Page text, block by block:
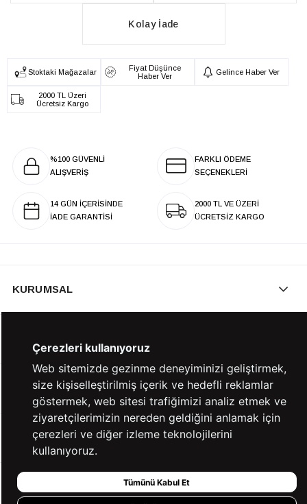
Kolay İade
Stoktaki Mağazalar
Fiyat Düşünce
Haber Ver
Gelince Haber Ver
2000 TL Üzeri
Ücretsiz Kargo
%100 GÜVENLİ
ALIŞVERİŞ
FARKLI ÖDEME
SEÇENEKLERİ
14 GÜN İÇERİSİNDE
İADE GARANTİSİ
2000 TL VE ÜZERİ
ÜCRETSİZ KARGO
KURUMSAL
YARDIM
BİZE ULAŞIN
HIZLI ERİŞİM
Çerezleri kullanıyoruz
Web sitemizde gezinme deneyiminizi geliştirmek,
size kişiselleştirilmiş içerik ve hedefli reklamlar
göstermek, web sitesi trafiğimizi analiz etmek ve
ziyaretçilerimizin nereden geldiğini anlamak için
çerezleri ve diğer izleme teknolojilerini
kullanıyoruz.
Tümünü Kabul Et